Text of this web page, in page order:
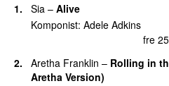
I’ll Be Waiting
fre
18
Remedy
1. Sia – Alive
fre
Komponist: Adele Adkins
2. Aretha Franklin – Rolling in
Aretha Version)